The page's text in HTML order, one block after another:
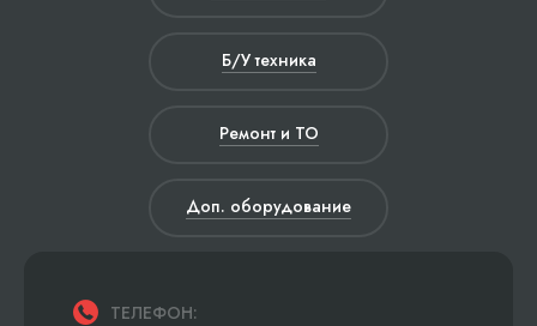
Б/У техника
Ремонт и ТО
Доп. оборудование
ТЕЛЕФОН: